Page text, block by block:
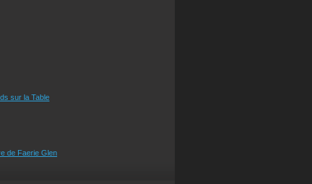
sur la Table
de Faerie Glen